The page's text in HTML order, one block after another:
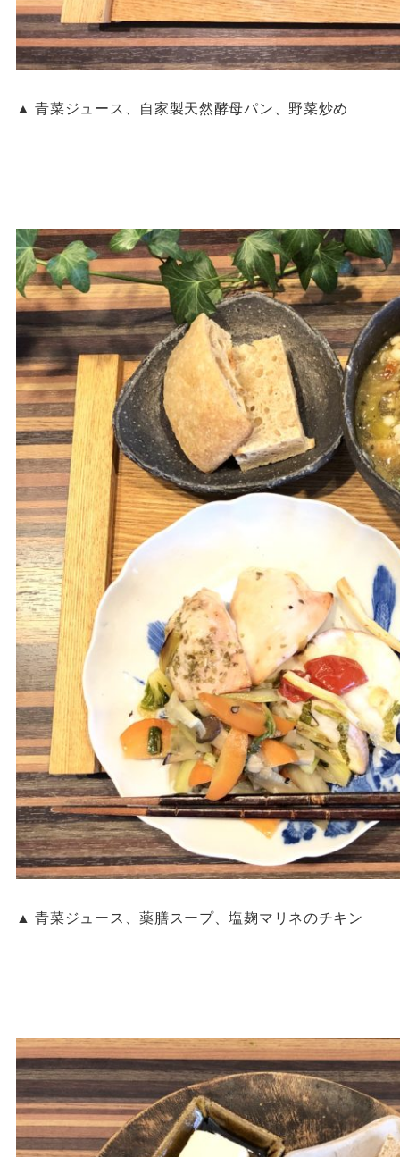
▲ 青菜ジュース、自家製天然酵母パン、野菜炒め
▲ 青菜ジュース、薬膳スープ、塩麹マリネのチキン